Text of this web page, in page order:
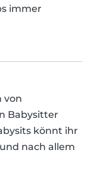
immer
von
Babysitter
könnt ihr
nach allem